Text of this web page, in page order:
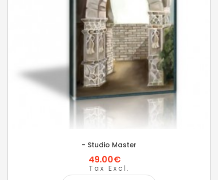
- Studio Master
49.00€
Tax Excl.